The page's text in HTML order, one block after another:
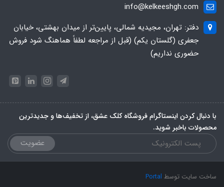
info@kelkeeshgh.com
دفتر: تهران، مجیدیه شمالی، پایین‌تر از میدان بهشتی، خیابان
جعفری (گلستان یکم) (قبل از مراجعه لطفاً هماهنگ شود فروش
حضوری نداریم)
با دنبال کردن اینستاگرام فروشگاه کلک عشق، از تخفیف‌ها و جدیدترین‌
محصولات باخبر شوید.
عضویت
ساخت سایت توسط Portal